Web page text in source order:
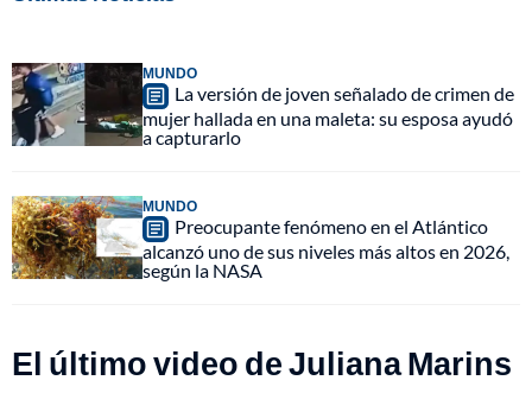
MUNDO
La versión de joven señalado de crimen de
mujer hallada en una maleta: su esposa ayudó
a capturarlo
MUNDO
Preocupante fenómeno en el Atlántico
alcanzó uno de sus niveles más altos en 2026,
según la NASA
El último video de Juliana Marins